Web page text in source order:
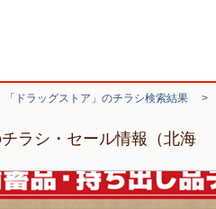
「ドラッグストア」のチラシ検索結果 >
ラシ・セール情報（北海